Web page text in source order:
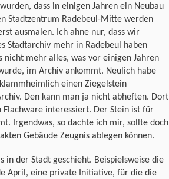
dass in einigen Jahren ein Neubau
Stadtzentrum Radebeul-Mitte werden
ausmalen. Ich ahne nur, dass wir
Stadtarchiv mehr in Radebeul haben
nicht mehr alles, was vor einigen Jahren
im Archiv ankommt. Neulich habe
einen Ziegelstein
Den kann man ja nicht abheften. Dort
interessiert. Der Stein ist für
Irgendwas, so dachte ich mir, sollte doch
Gebäude Zeugnis ablegen können.
in der Stadt geschieht. Beispielsweise die
April, eine private Initiative, für die die